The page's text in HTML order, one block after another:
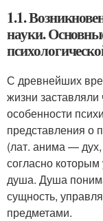
1.1.
науки.
С древнейших
жизни заставляли
особенности
представления о
(лат. анима —
согласно которым
душа. Душа
сущность,
предметами.